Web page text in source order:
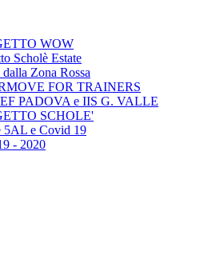
WOW
Scholè Estate
Zona Rossa
FOR TRAINERS
PADOVA e IIS G. VALLE
SCHOLE'
5AL e Covid 19
- 2020